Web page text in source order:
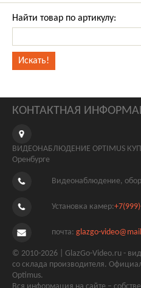
Найти товар по артикулу:
КОНТАКТНАЯ
ВИДЕОНАБЛЮДЕНИЕ OPTIMUS
Оренбурге
Видеонаблюдение,
Установка камер:
почта: glazgo-
© 2010-2026 | GlazGo-Video.ru -
со склада производителя.
Optimus.